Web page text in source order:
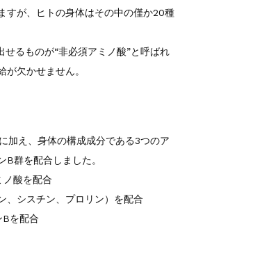
すが、ヒトの身体はその中の僅か20種
るものが“非必須アミノ酸”と呼ばれ
欠かせません。
加え、身体の構成成分である3つのア
B群を配合しました。
ノ酸を配合
、シスチン、プロリン）を配合
Bを配合